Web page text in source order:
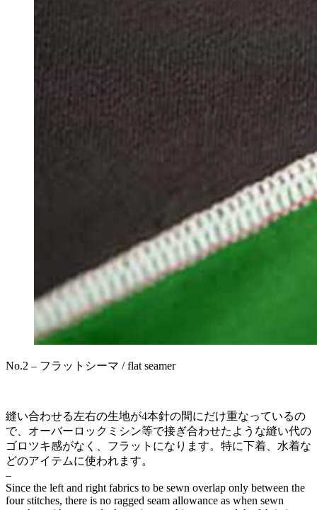
No.2 – フラットシーマ / flat seamer
縫い合わせる左右の生地が4本針の間にだけ重なっているの
で、オーバーロックミシン等で接ぎ合わせたような縫い代の
ゴロツキ感がなく、フラットになります。特に下着、水着な
どのアイテムに使われます。
–
Since the left and right fabrics to be sewn overlap only between the
four stitches, there is no ragged seam allowance as when sewn